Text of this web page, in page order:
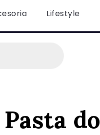
Lifestyle
Pasta